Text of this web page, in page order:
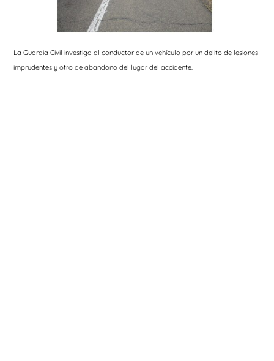
La Guardia Civil investiga al conductor de un vehículo por un delito de lesiones
imprudentes y otro de abandono del lugar del accidente.